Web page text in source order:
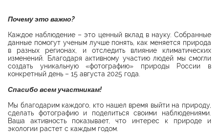
Почему это важно?
Каждое наблюдение – это ценный вклад в науку. Собранные
данные помогут ученым лучше понять, как меняется природа
в разных регионах, и отследить влияние климатических
изменений. Благодаря активному участию людей мы смогли
создать уникальную «фотографию» природы России в
конкретный день – 15 августа 2025 года.
Спасибо всем участникам!
Мы благодарим каждого, кто нашел время выйти на природу,
сделать фотографию и поделиться своими наблюдениями.
Ваша активность показывает, что интерес к природе и
экологии растет с каждым годом.